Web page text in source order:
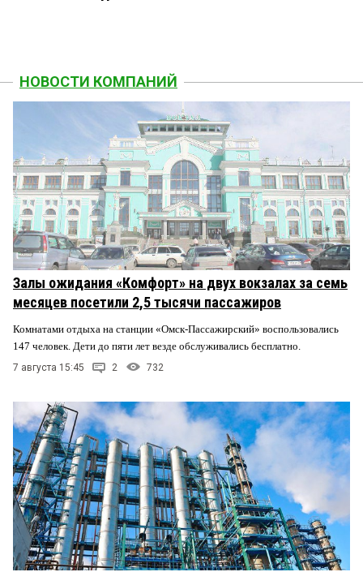
НОВОСТИ КОМПАНИЙ
Залы ожидания «Комфорт» на двух вокзалах за семь
месяцев посетили 2,5 тысячи пассажиров
Комнатами отдыха на станции «Омск-Пассажирский» воспользовались
147 человек. Дети до пяти лет везде обслуживались бесплатно.
7 августа 15:45 2 732